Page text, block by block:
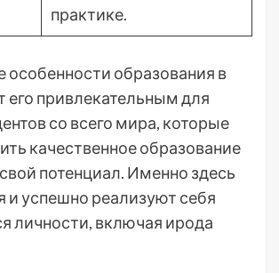
практике.
особенности образования в
привлекательным для
со всего мира, которые
качественное образование
потенциал. Именно здесь
и успешно реализуют себя
личности, включая ирода